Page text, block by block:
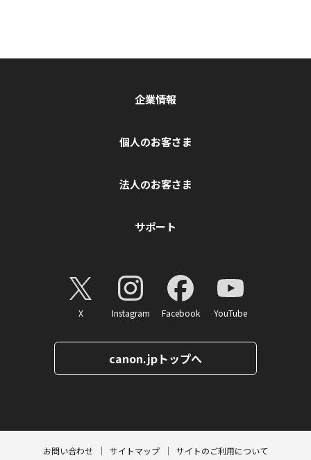
企業情報
個人のお客さま
法人のお客さま
サポート
X Instagram Facebook YouTube
canon.jpトップへ
お問い合わせ サイトマップ サイトのご利用について